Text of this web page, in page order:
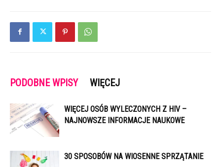
PODOBNE WPISY WIĘCEJ
WIĘCEJ OSÓB WYLECZONYCH Z HIV –
NAJNOWSZE INFORMACJE NAUKOWE
30 SPOSOBÓW NA WIOSENNE SPRZĄTANIE